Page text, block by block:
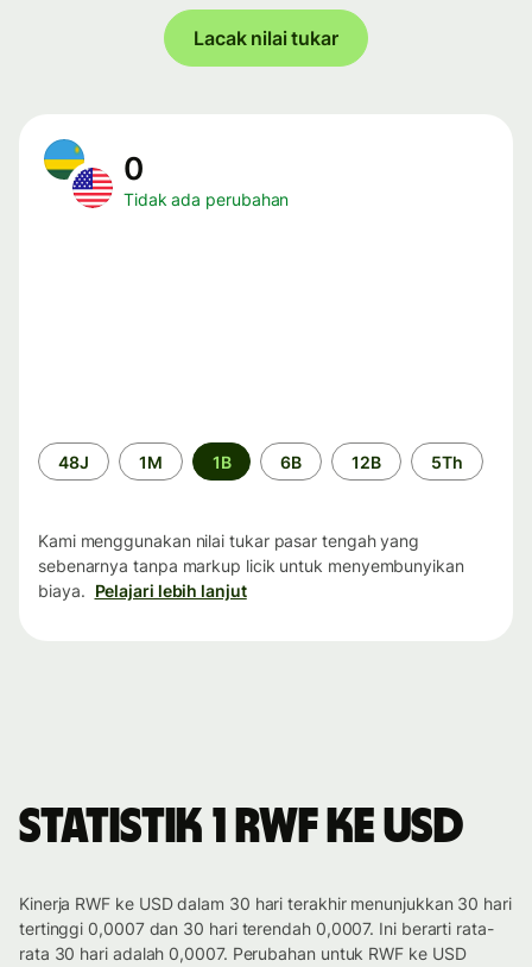
Lacak nilai tukar
0
Tidak ada perubahan
Periode
waktu
48J 1M 1B 6B 12B 5Th
Kami menggunakan nilai tukar pasar tengah yang
sebenarnya tanpa markup licik untuk menyembunyikan
biaya. Pelajari lebih lanjut
Statistik 1 RWF ke USD
Kinerja RWF ke USD dalam 30 hari terakhir menunjukkan 30 hari
tertinggi 0,0007 dan 30 hari terendah 0,0007. Ini berarti rata-
rata 30 hari adalah 0,0007. Perubahan untuk RWF ke USD